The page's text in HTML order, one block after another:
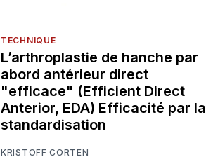
TECHNIQUE
L’arthroplastie de hanche par
abord antérieur direct
"efficace" (Efficient Direct
Anterior, EDA) Efficacité par la
standardisation
KRISTOFF CORTEN